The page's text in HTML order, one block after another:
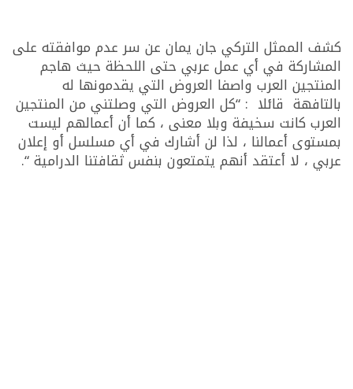
كشف الممثل التركي جان يمان عن سر عدم موافقته على
المشاركة في أي عمل عربي حتى اللحظة حيث هاجم
المنتجين العرب واصفا العروض التي يقدمونها له
بالتافهة قائلا : “كل العروض التي وصلتني من المنتجين
العرب كانت سخيفة وبلا معنى ، كما أن أعمالهم ليست
بمستوى أعمالنا ، لذا لن أشارك في أي مسلسل أو إعلان
عربي ، لا أعتقد أنهم يتمتعون بنفس ثقافتنا الدرامية “.